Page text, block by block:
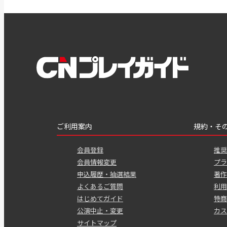
ご利用案内
会員登録
会員情報変更
申込履歴・抽選結果
よくあるご質問
はじめてガイド
公演中止・変更
サイトマップ
規約・そ
推
プ
著
利
特
カ